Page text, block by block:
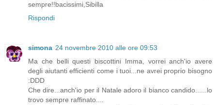
sempre!!bacissimi,Sibilla
Rispondi
simona 24 novembre 2010 alle ore 09:53
Ma che belli questi biscottini Imma, vorrei anch'io avere
degli aiutanti efficienti come i tuoi...ne avrei proprio bisogno
:DDD
Che dire...anch'io per il Natale adoro il bianco candido......lo
trovo sempre raffinato....